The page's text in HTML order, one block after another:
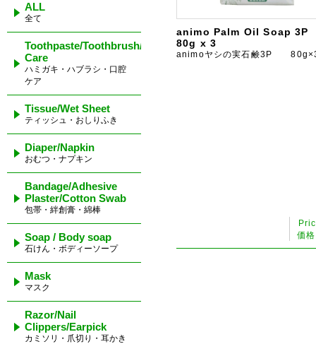
ALL
全て
Toothpaste/Toothbrush/Oral
Care
ハミガキ・ハブラシ・口腔
ケア
Tissue/Wet Sheet
ティッシュ・おしりふき
Diaper/Napkin
おむつ・ナプキン
Bandage/Adhesive
Plaster/Cotton Swab
包帯・絆創膏・綿棒
Soap / Body soap
石けん・ボディーソープ
Mask
マスク
Razor/Nail
Clippers/Earpick
カミソリ・爪切り・耳かき
animo Palm Oil Soap 3P
80g x 3
animoヤシの実石鹸3P
価